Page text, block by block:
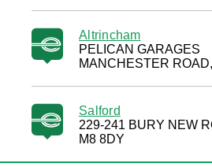
Altrincham
PELICAN GARAGES
MANCHESTER
Salford
229-241 BURY NEW
M8 8DY